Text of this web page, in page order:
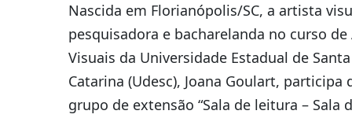
Nascida em Florianópolis/SC, a artista
pesquisadora e bacharelanda no curso de
Visuais da Universidade Estadual de Santa
Catarina (Udesc), Joana Goulart, participa
grupo de extensão “Sala de leitura – Sala